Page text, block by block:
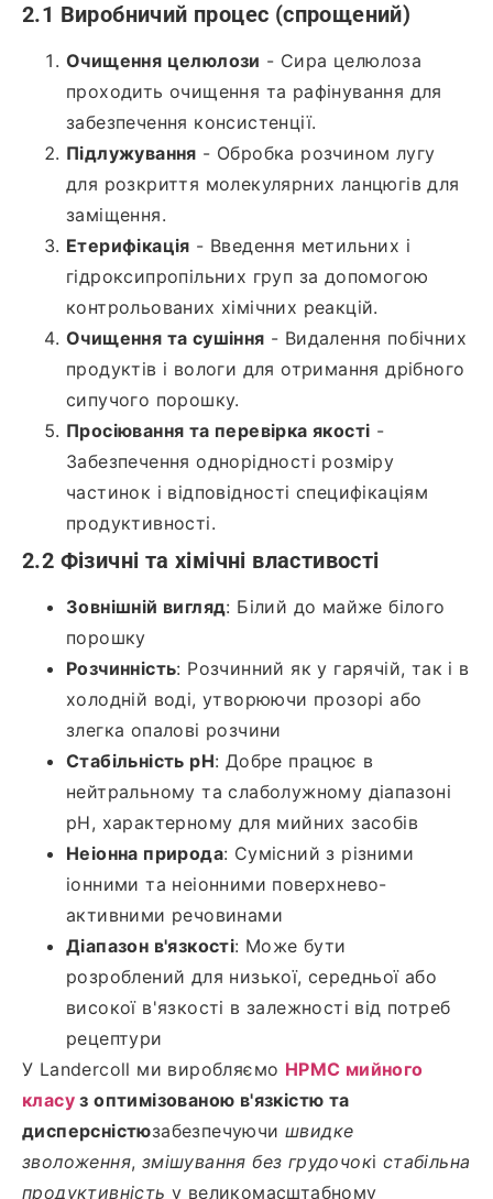
2.1 Виробничий процес (спрощений)
Очищення целюлози - Сира целюлоза
проходить очищення та рафінування для
забезпечення консистенції.
Підлужування - Обробка розчином лугу
для розкриття молекулярних ланцюгів для
заміщення.
Етерифікація - Введення метильних і
гідроксипропільних груп за допомогою
контрольованих хімічних реакцій.
Очищення та сушіння - Видалення побічних
продуктів і вологи для отримання дрібного
сипучого порошку.
Просіювання та перевірка якості -
Забезпечення однорідності розміру
частинок і відповідності специфікаціям
продуктивності.
2.2 Фізичні та хімічні властивості
Зовнішній вигляд: Білий до майже білого
порошку
Розчинність: Розчинний як у гарячій, так і в
холодній воді, утворюючи прозорі або
злегка опалові розчини
Стабільність pH: Добре працює в
нейтральному та слаболужному діапазоні
рН, характерному для мийних засобів
Неіонна природа: Сумісний з різними
іонними та неіонними поверхнево-
активними речовинами
Діапазон в'язкості: Може бути
розроблений для низької, середньої або
високої в'язкості в залежності від потреб
рецептури
У Landercoll ми виробляємо HPMC мийного
класу з оптимізованою в'язкістю та
дисперсністюзабезпечуючишвидке
зволоження, змішування без грудочокі стабільна
продуктивність у великомасштабному